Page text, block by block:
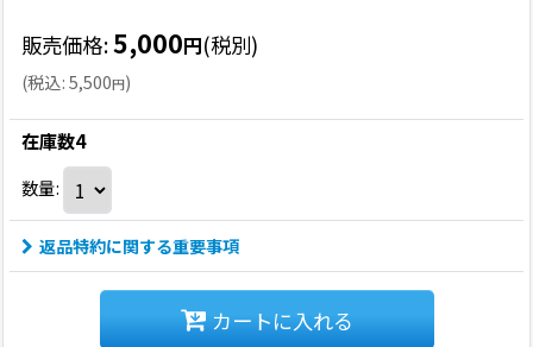
販売価格:5,000円(税別)
(税込: 5,500円)
在庫数4
数量:
返品特約に関する重要事項
カートに入れる